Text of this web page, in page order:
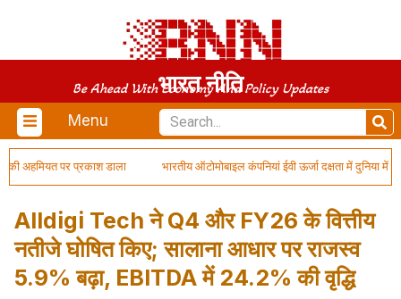
भारत नीति
Be Ahead With Economy And Policy Updates
Menu
अहमियत पर प्रकाश डाला भारतीय ऑटोमोबाइल कंपनियां ईवी ऊर्जा दक्षता में दुनिया में
Alldigi Tech ने Q4 और FY26 के वित्तीय
नतीजे घोषित किए; सालाना आधार पर राजस्व
5.9% बढ़ा, EBITDA में 24.2% की वृद्धि